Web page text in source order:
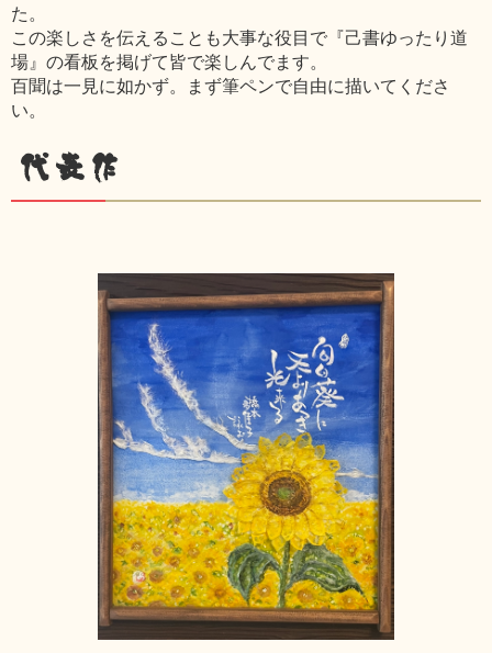
た。
この楽しさを伝えることも大事な役目で『己書ゆったり道
場』の看板を掲げて皆で楽しんでます。
百聞は一見に如かず。まず筆ペンで自由に描いてくださ
い。
代表作